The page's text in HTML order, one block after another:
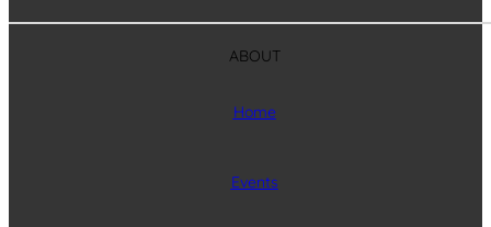
ABOUT
Home
Events